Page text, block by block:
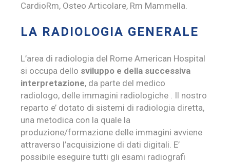
CardioRm, Osteo Articolare, Rm Mammella.
LA RADIOLOGIA GENERALE
L’area di radiologia del Rome American Hospital
si occupa dello sviluppo e della successiva
interpretazione, da parte del medico
radiologo, delle immagini radiologiche . Il nostro
reparto e’ dotato di sistemi di radiologia diretta,
una metodica con la quale la
produzione/formazione delle immagini avviene
attraverso l’acquisizione di dati digitali. E’
possibile eseguire tutti gli esami radiografi